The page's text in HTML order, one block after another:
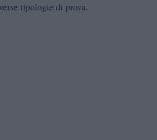
tipologie di prova.